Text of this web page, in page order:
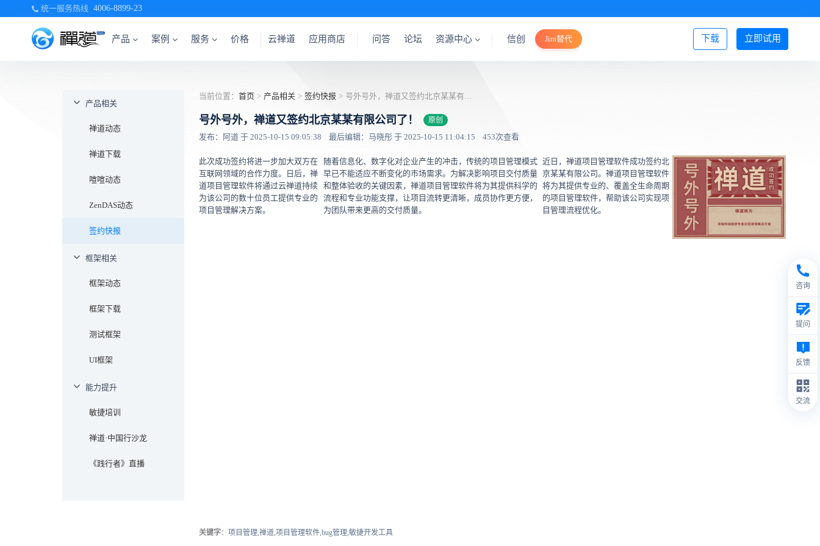
统一服务热线 4006-8899-23
产品 案例 服务 价格 立即试用
下载
云禅道 应用商店 问答 论坛 资源中心 信创 Jira替代 登录/注册
产品相关
禅道动态
禅道下载
喧喧动态
ZenDAS动态
签约快报
框架相关
框架动态
框架下载
测试框架
UI框架
能力提升
敏捷培训
禅道·中国行沙龙
《践行者》直播
当前位置： 首页 > 产品相关 > 签约快报 > 号外号外，禅道又签约北京某某有限公司了！
号外号外，禅道又签约北京某某有限公司了！ 原创
发布：阿道 于 2025-10-15 09:05:38 最后编辑：马晓彤 于 2025-10-15 11:04:15 453次查看
近日，禅道项目管理软件成功签约北
京某某有限公司。禅道项目管理软件
将为其提供专业的、覆盖全生命周期
的项目管理软件，帮助该公司实现项
目管理流程优化。
随着信息化、数字化对企业产生的冲击，传统的项目管理模式
早已不能适应不断变化的市场需求。为解决影响项目交付质量
和整体验收的关键因素，禅道项目管理软件将为其提供科学的
流程和专业功能支撑，让项目流转更清晰，成员协作更方便，
为团队带来更高的交付质量。
此次成功签约将进一步加大双方在
互联网领域的合作力度。日后，禅
道项目管理软件将通过云禅道持续
为该公司的数十位员工提供专业的
项目管理解决方案。
关键字：项目管理,禅道,项目管理软件,bug管理,敏捷开发工具
咨询
提问
反馈
交流